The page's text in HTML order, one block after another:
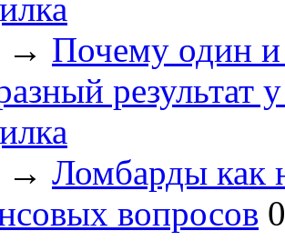
→ Почему один и
результат
→ Ломбарды как
вопросов 0